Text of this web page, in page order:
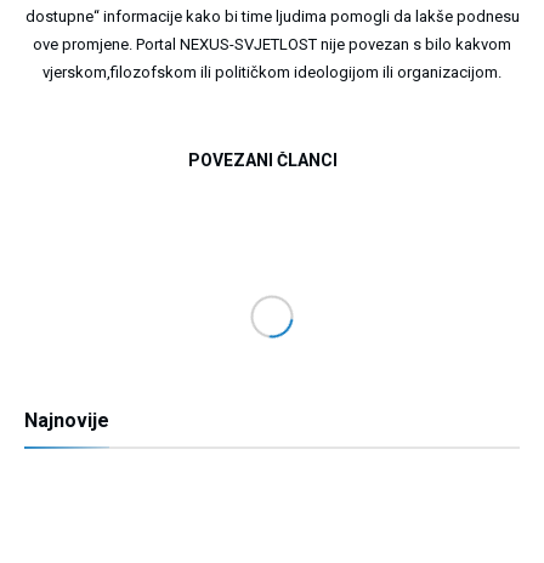
dostupne“ informacije kako bi time ljudima pomogli da lakše podnesu
ove promjene. Portal NEXUS-SVJETLOST nije povezan s bilo kakvom
vjerskom,filozofskom ili političkom ideologijom ili organizacijom.
POVEZANI ČLANCI
Najnovije